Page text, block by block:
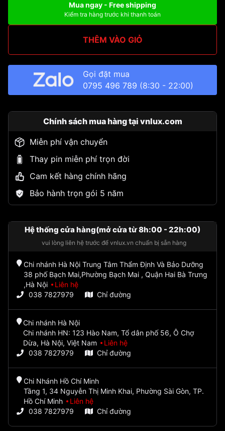
Mua ngay - Free shipping
Kiểm tra hàng trước khi thanh toán
THÊM VÀO GIỎ
Gọi đặt mua
0795 496 789 (8:30 - 22:00)
Chính sách mua hàng tại vnlux.com
Miễn phí vận chuyển
Thay pin miễn phí trọn đời
Cam kết hàng chính hãng
Bảo hành trọn gói 5 năm
Hệ thống cửa hàng(mở cửa từ 8h:00 - 22h:00)
vui lòng liên hệ trước để vnlux.vn chuẩn bị sẵn hàng
Chi nhánh Hà Nội Trung Tâm Thẩm Định Và Bảo Dưỡng
38 phố Bạch Mai,Phường Bạch Mai , Quận Hai Bà Trưng
,Hà Nội
Liên hệ
038 7827979
Chỉ đường
Chi nhánh Hà Nội
Chi nhánh HN: 123 Hào Nam, Tổ dân phố 56, Ô Chợ
Dừa, Hà Nội, Việt Nam
Liên hệ
038 7827979
Chỉ đường
Chi Nhánh Hồ Chí Minh
Tầng 1, 34 Nguyễn Thị Minh Khai, Phường Sài Gòn, TP.
Hồ Chí Minh
Liên hệ
038 7827979
Chỉ đường